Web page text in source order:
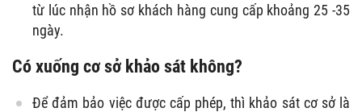
từ lúc nhận hồ sơ khách hàng cung cấp khoảng 25 -35
ngày.
Có xuống cơ sở khảo sát không?
Để đảm bảo việc được cấp phép, thì khảo sát cơ sở là